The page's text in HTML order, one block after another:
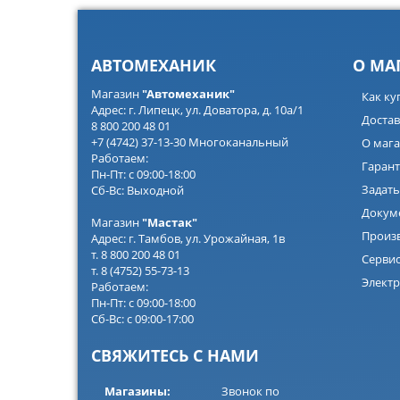
АВТОМЕХАНИК
Магазин"Автомеханик"
Адрес: г. Липецк, ул. Доватора, д. 10а/1
8 800 200 48 01
+7 (4742) 37-13-30 Многоканальный
Работаем:
Пн-Пт: с 09:00-18:00
Сб-Вс: Выходной
Магазин "Мастак"
Адрес: г. Тамбов, ул. Урожайная, 1в
т. 8 800 200 48 01
т. 8 (4752) 55-73-13
Работаем:
Пн-Пт: с 09:00-18:00
Сб-Вс: с 09:00-17:00
СВЯЖИТЕСЬ С НАМИ
Магазины: Звонок по
О
Как
О
Сервис